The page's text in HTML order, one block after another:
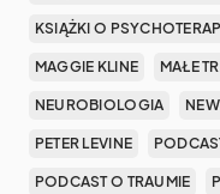
KSIĄŻKI O
MAGGIE KLINE MAŁE
NEUROBIOLOGIA
PETER LEVINE
PODCAST O TRAUMIE